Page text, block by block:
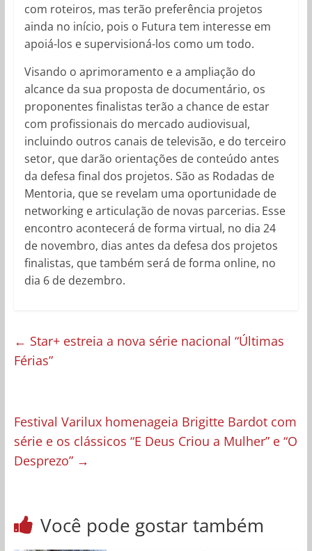
com roteiros, mas terão preferência projetos
ainda no início, pois o Futura tem interesse em
apoiá-los e supervisioná-los como um todo.
Visando o aprimoramento e a ampliação do
alcance da sua proposta de documentário, os
proponentes finalistas terão a chance de estar
com profissionais do mercado audiovisual,
incluindo outros canais de televisão, e do terceiro
setor, que darão orientações de conteúdo antes
da defesa final dos projetos. São as Rodadas de
Mentoria, que se revelam uma oportunidade de
networking e articulação de novas parcerias. Esse
encontro acontecerá de forma virtual, no dia 24
de novembro, dias antes da defesa dos projetos
finalistas, que também será de forma online, no
dia 6 de dezembro.
← Star+ estreia a nova série nacional “Últimas
Férias”
Festival Varilux homenageia Brigitte Bardot com
série e os clássicos “E Deus Criou a Mulher” e “O
Desprezo” →
Você pode gostar também